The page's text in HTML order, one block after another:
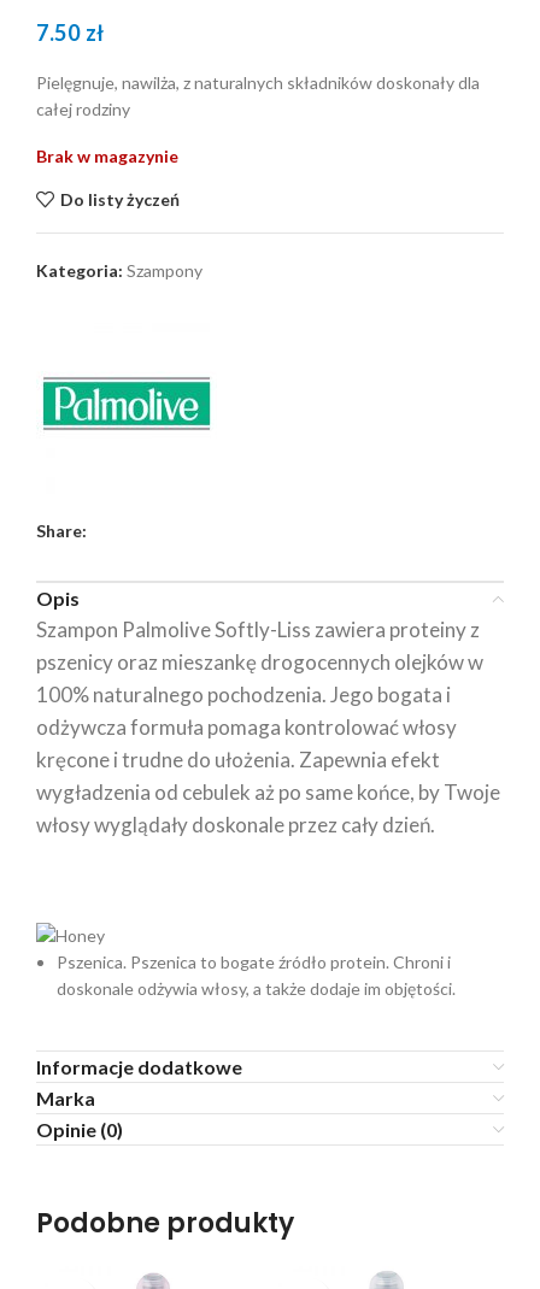
7.50 zł
Pielęgnuje, nawilża, z naturalnych składników doskonały dla
całej rodziny
Brak w magazynie
Do listy życzeń
Kategoria: Szampony
Share:
Opis
Szampon Palmolive Softly-Liss zawiera proteiny z
pszenicy oraz mieszankę drogocennych olejków w
100% naturalnego pochodzenia. Jego bogata i
odżywcza formuła pomaga kontrolować włosy
kręcone i trudne do ułożenia. Zapewnia efekt
wygładzenia od cebulek aż po same końce, by Twoje
włosy wyglądały doskonale przez cały dzień.
Pszenica. Pszenica to bogate źródło protein. Chroni i
doskonale odżywia włosy, a także dodaje im objętości.
Informacje dodatkowe
Marka
Opinie (0)
Podobne produkty